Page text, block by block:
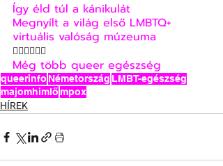
Így éld túl a kánikulát
Megnyílt a világ első LMBTQ+
virtuális valóság múzeuma
🏳‍🌈🏳‍🌈🏳‍🌈
Még több queer egészség
queerinfo Németország LMBT-egészség
majomhimlőmpox
HÍREK